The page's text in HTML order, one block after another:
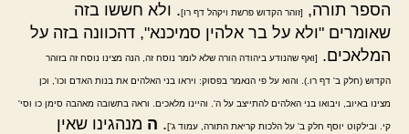
הספר תורה,
[זוהר הקדוש פרשת ויקהל דף רו]. ולא חששו בזה
שאומרים "ולא על בר אלהין סמיכנא", דהכוונה בזה על
המלאכים.
[ואף שהנודע ביהודה הורה שלא לומר נוסח זה, הנה מצינו נוסח זה בזוהר
הקדוש (חלק ב' דף רו.). והוא על פי הנאמר בפסוק: ויראו בני האלהים את בנות האדם וכו', וכן
מצינו באיוב, ויבואו בני האלהים להתייצב על ה'. והיינו מלאכים. וראה בתשובה מאהבה סימן כו וסי'
קי. ובילקוט יוסף חלק ב' על הלכות קריאת התורה, עמוד ג']. ה מנהגינו שאין